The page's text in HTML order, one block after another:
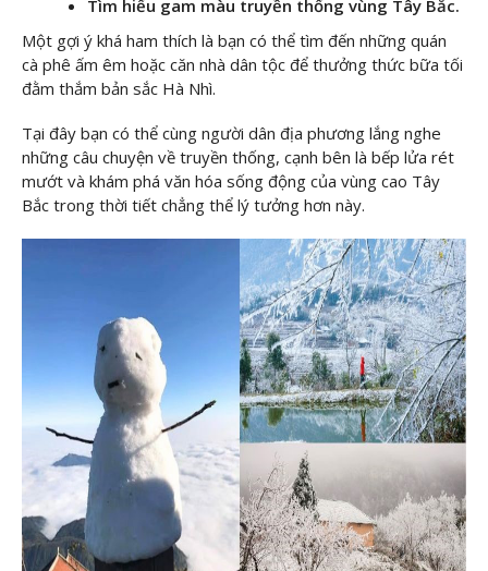
Tìm hiểu gam màu truyền thống vùng Tây Bắc.
Một gợi ý khá ham thích là bạn có thể tìm đến những quán
cà phê ấm êm hoặc căn nhà dân tộc để thưởng thức bữa tối
đằm thắm bản sắc Hà Nhì.
Tại đây bạn có thể cùng người dân địa phương lắng nghe
những câu chuyện về truyền thống, cạnh bên là bếp lửa rét
mướt và khám phá văn hóa sống động của vùng cao Tây
Bắc trong thời tiết chẳng thể lý tưởng hơn này.